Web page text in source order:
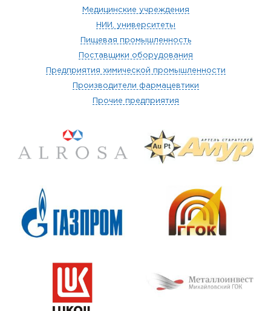
Медицинские учреждения
НИИ, университеты
Пищевая промышленность
Поставщики оборудования
Предприятия химической промышленности
Производители фармацевтики
Прочие предприятия